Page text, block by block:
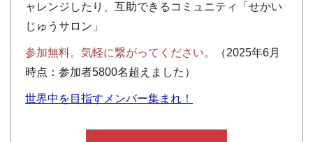
ャレンジしたり、互助できるコミュニティ「せかい
じゅうサロン」
参加無料。気軽に繋がってください。
（2025年6月
時点：参加者5800名超えました）
世界中を目指すメンバー集まれ！